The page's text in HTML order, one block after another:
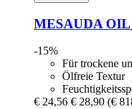
MESAUDA OIL
-15%
Für trockene
Ölfreie Textur
€ 24,56 € 28,90 (€